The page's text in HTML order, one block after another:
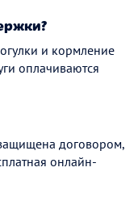
и кормление
оплачиваются
договором,
онлайн-